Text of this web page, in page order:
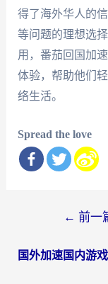
得了海外华人的
等问题的理想选
用，番茄回国加
体验，帮助他们
络生活。
Spread the love
导
← 前一
国外加速国内游戏